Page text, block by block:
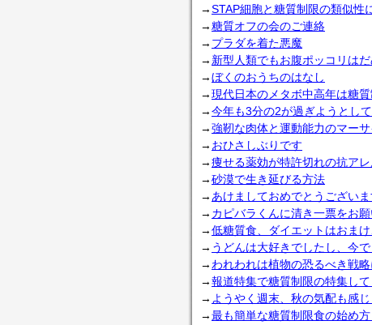
→STAP細胞と糖質制限の類似性
→糖質オフの会のご連絡
→ プラダを着た悪魔
→ 新型人類でもお腹ポッコリはだ
→ぼくのおうちのはなし
→現代日本のメタボ中高年は糖
→今年も3分の2が過ぎようとして
→強靭な肉体と運動能力のマー
→ おひさしぶりです
→痩せる薬効が特許切れの抗ア
→砂漠で生き延びる方法
→ あけましておめでとうございま
→ カピバラくんに清き一票をお
→低糖質食、ダイエットはおま
→ うどんは大好きでしたし、今
→ われわれは植物の恐るべき戦
→報道特集で糖質制限の特集し
→ ようやく週末、秋の気配も感
→最も簡単な糖質制限食の始め